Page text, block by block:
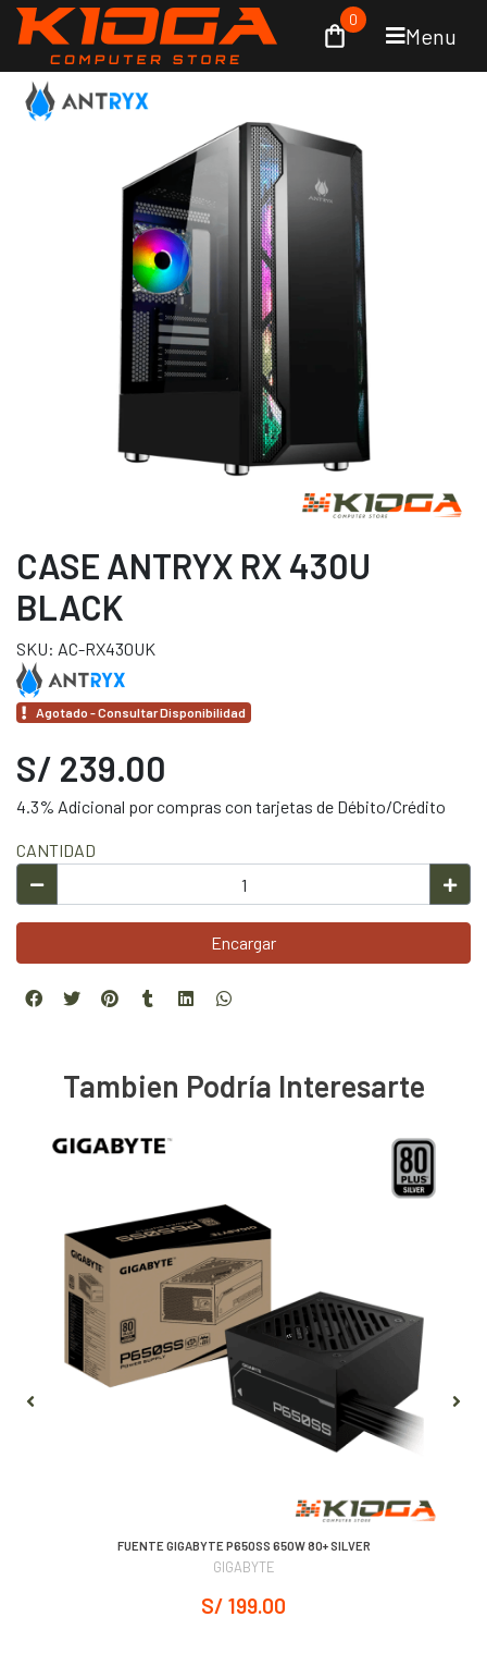
Menu
0
CASE ANTRYX RX 430U
BLACK
SKU: AC-RX430UK
Agotado - Consultar Disponibilidad
S/ 239.00
4.3% Adicional por compras con tarjetas de Débito/Crédito
CANTIDAD
Encargar
Tambien Podría Interesarte
FUENTE GIGABYTE P650SS 650W 80+ SILVER
GIGABYTE
S/ 199.00